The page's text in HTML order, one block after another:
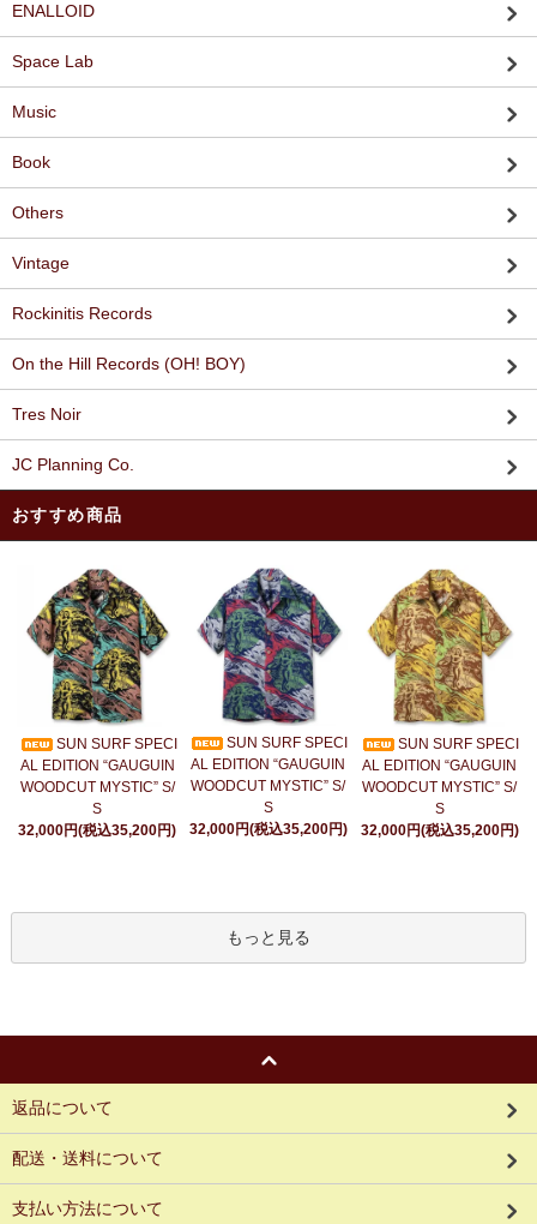
ENALLOID
Space Lab
Music
Book
Others
Vintage
Rockinitis Records
On the Hill Records (OH! BOY)
Tres Noir
JC Planning Co.
おすすめ商品
SUN SURF SPECI
AL EDITION “GAUGUIN
WOODCUT MYSTIC” S/
S
32,000円(税込35,200円)
SUN SURF SPECI
AL EDITION “GAUGUIN
WOODCUT MYSTIC” S/
S
32,000円(税込35,200円)
SUN SURF SPECI
AL EDITION “GAUGUIN
WOODCUT MYSTIC” S/
S
32,000円(税込35,200円)
もっと見る
返品について
配送・送料について
支払い方法について